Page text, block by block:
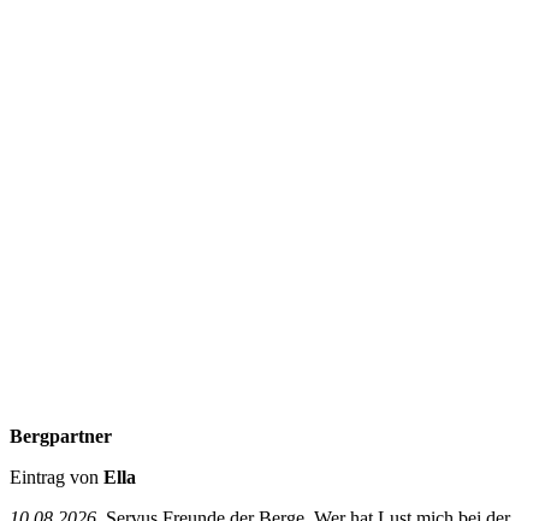
Bergpartner
Eintrag von Ella